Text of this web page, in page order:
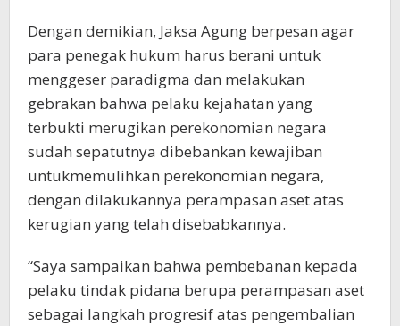
Dengan demikian, Jaksa Agung berpesan agar
para penegak hukum harus berani untuk
menggeser paradigma dan melakukan
gebrakan bahwa pelaku kejahatan yang
terbukti merugikan perekonomian negara
sudah sepatutnya dibebankan kewajiban
untukmemulihkan perekonomian negara,
dengan dilakukannya perampasan aset atas
kerugian yang telah disebabkannya.
“Saya sampaikan bahwa pembebanan kepada
pelaku tindak pidana berupa perampasan aset
sebagai langkah progresif atas pengembalian